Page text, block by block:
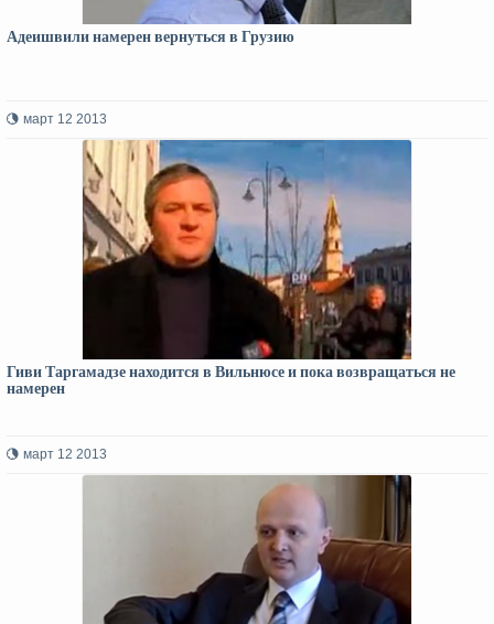
Адеишвили намерен вернуться в Грузию
март 12 2013
Гиви Таргамадзе находится в Вильнюсе и пока возвращаться не
намерен
март 12 2013